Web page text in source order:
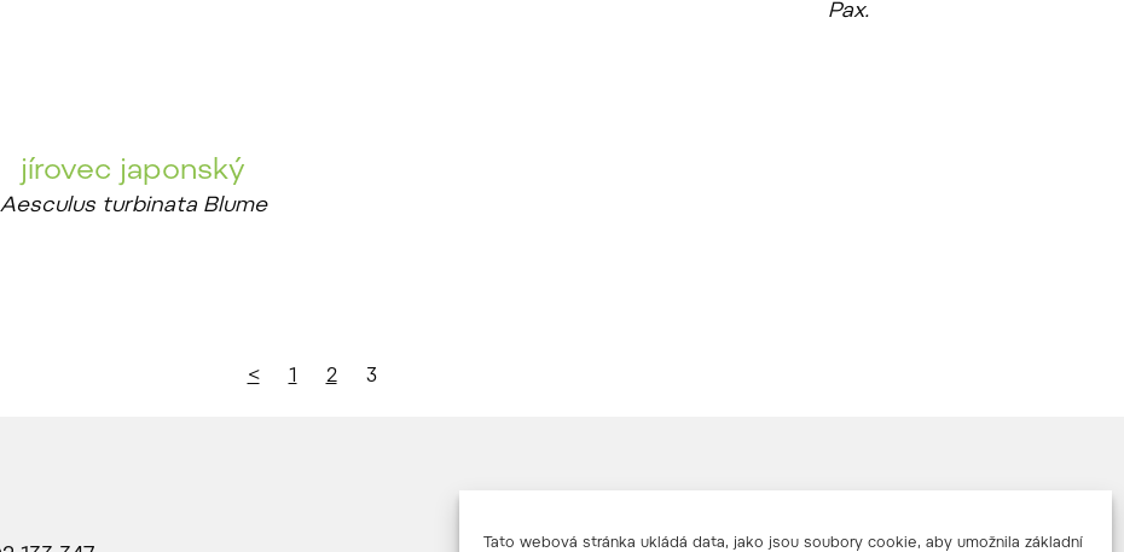
Tato webová stránka ukládá data, jako jsou soubory cookie, aby umožnila základní
Pax.
jírovec japonský
Aesculus turbinata Blume
< 1 2 3